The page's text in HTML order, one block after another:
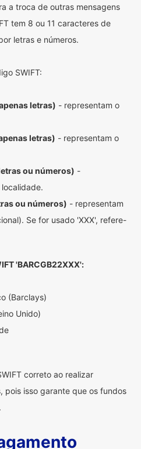
a troca de outras mensagens
tem 8 ou 11 caracteres de
letras e números.
SWIFT:
letras) - representam o
letras) - representam o
ou números) -
ou números) - representam
Se for usado 'XXX', refere-
'BARCGB22XXX':
(Barclays)
Unido)
correto ao realizar
pois isso garante que os fundos